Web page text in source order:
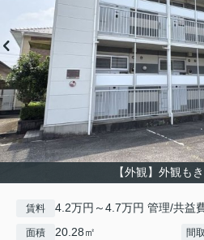
【外観】外観も
賃料 4.2万円～4.7万円 管理/共益
面積 20.28㎡ 間